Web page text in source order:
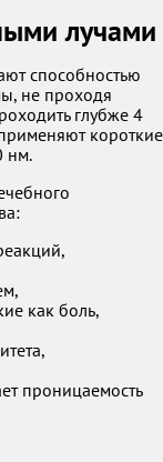
лучами
способностью
не проходя
глубже 4
короткие
нм.
как боль,
проницаемость